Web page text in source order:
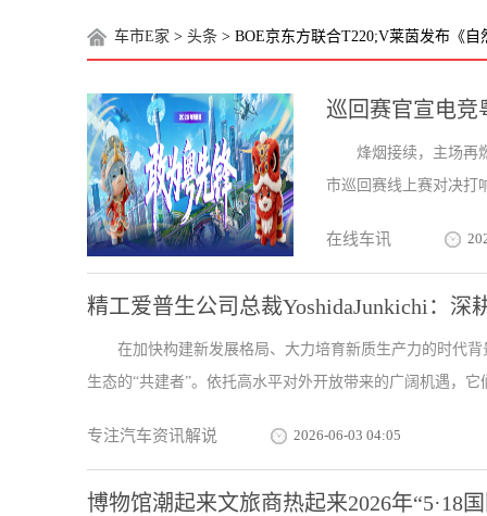
车市E家 > 头条 > BOE京东方联合T220;V莱茵发布《
巡回赛官宣电竞
烽烟接续，主场再
市巡回赛线上赛对决打
在线车讯
精工爱普生公司总裁YoshidaJunkichi：深
在加快构建新发展格局、大力培育新质生产力的时代
生态的“共建者”。依托高水平对外开放带来的广阔机遇，
专注汽车资讯解说 2026-06-03 04:05
博物馆潮起来文旅商热起来2026年“5·18